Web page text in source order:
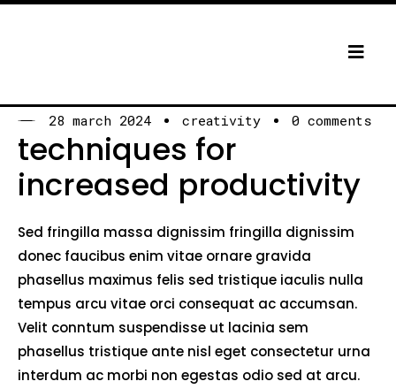
28 march 2024 creativity 0 comments
techniques for
increased productivity
Sed fringilla massa dignissim fringilla dignissim
donec faucibus enim vitae ornare gravida
phasellus maximus felis sed tristique iaculis nulla
tempus arcu vitae orci consequat ac accumsan.
Velit conntum suspendisse ut lacinia sem
phasellus tristique ante nisl eget consectetur urna
interdum ac morbi non egestas odio sed at arcu.